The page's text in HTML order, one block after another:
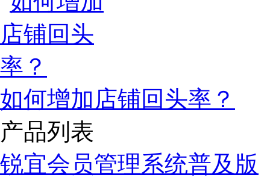
如何增加店铺回头率？
产品列表
锐宜会员管理系统普及版